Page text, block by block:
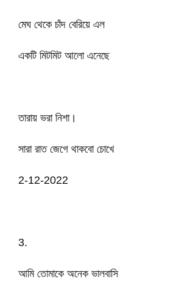
মেঘ থেকে চাঁদ বেরিয়ে এল
একটি মিটমিট আলো এনেছে
তারায় ভরা নিশা।
সারা রাত জেগে থাকবো চোখে
2-12-2022
3.
আমি তোমাকে অনেক ভালবাসি